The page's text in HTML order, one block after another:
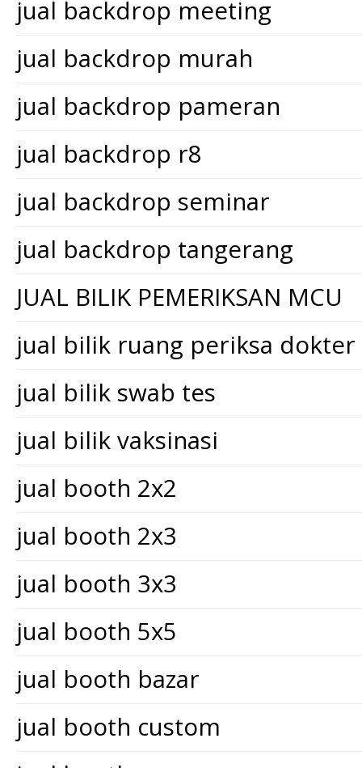
jual backdrop meeting
jual backdrop murah
jual backdrop pameran
jual backdrop r8
jual backdrop seminar
jual backdrop tangerang
JUAL BILIK PEMERIKSAN MCU
jual bilik ruang periksa dokter
jual bilik swab tes
jual bilik vaksinasi
jual booth 2x2
jual booth 2x3
jual booth 3x3
jual booth 5x5
jual booth bazar
jual booth custom